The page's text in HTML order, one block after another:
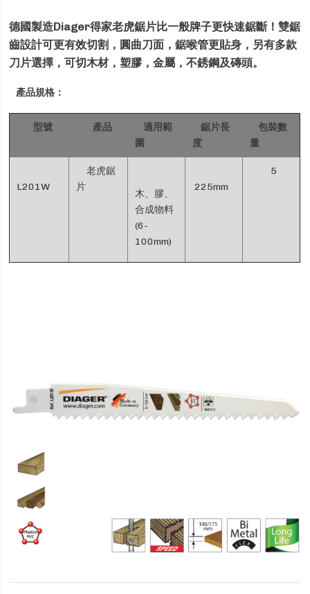
德國製造Diager得家老虎鋸片比一般牌子更快速鋸斷！雙鋸
齒設計可更有效切割，圓曲刀面，鋸喉管更貼身，另有多款
刀片選擇，可切木材，塑膠，金屬，不銹鋼及磚頭。
產品規格：
型號 產品
適用範
圍
鋸片長
度
包裝數
量
L201W
老虎鋸
片
木、膠、
合成物料
(6-
100mm)
225mm
5